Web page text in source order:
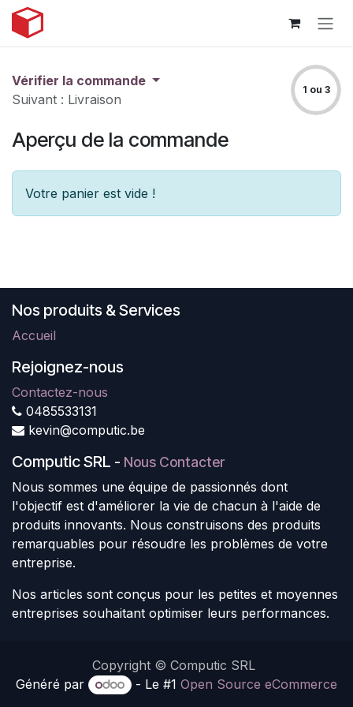
Se rendre au contenu
Vérifier la commande
Suivant : Livraison
1 ou 3
Aperçu de la commande
Votre panier est vide !
Nos produits & Services
Accueil
Rejoignez-nous
Contactez-nous
0485533131
kevin@computic.be
Computic SRL - Nous Contacter
Nous sommes une équipe de passionnés dont
l'objectif est d'améliorer la vie de chacun à l'aide de
produits innovants. Nous construisons des produits
remarquables pour résoudre les problèmes de votre
entreprise.
Nos articles sont conçus pour les petites et moyennes
entreprises souhaitant optimiser leurs performances.
Copyright © Computic SRL
Généré par
- Le #1 Open Source eCommerce